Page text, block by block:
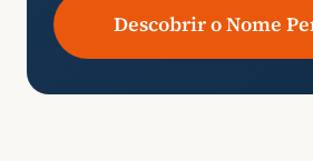
Descobrir o Nome